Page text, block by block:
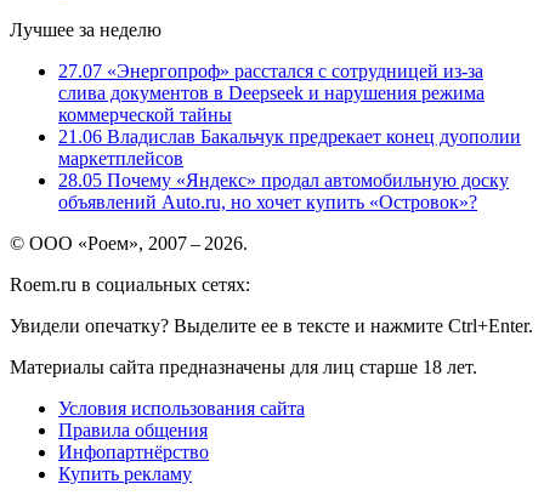
Лучшее за неделю
27.07 «Энергопроф» расстался с сотрудницей из-за
слива документов в Deepseek и нарушения режима
коммерческой тайны
21.06 Владислав Бакальчук предрекает конец дуополии
маркетплейсов
28.05 Почему «Яндекс» продал автомобильную доску
объявлений Auto.ru, но хочет купить «Островок»?
© ООО «Роем», 2007 – 2026.
Roem.ru в социальных сетях:
Увидели опечатку? Выделите ее в тексте и нажмите Ctrl+Enter.
Материалы сайта предназначены для лиц старше 18 лет.
Условия использования сайта
Правила общения
Инфопартнёрство
Купить рекламу